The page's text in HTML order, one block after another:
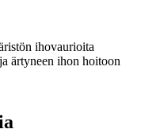
ihovaurioita
ärtyneen ihon hoitoon